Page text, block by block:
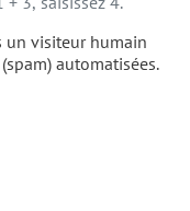
un visiteur humain
automatisées.